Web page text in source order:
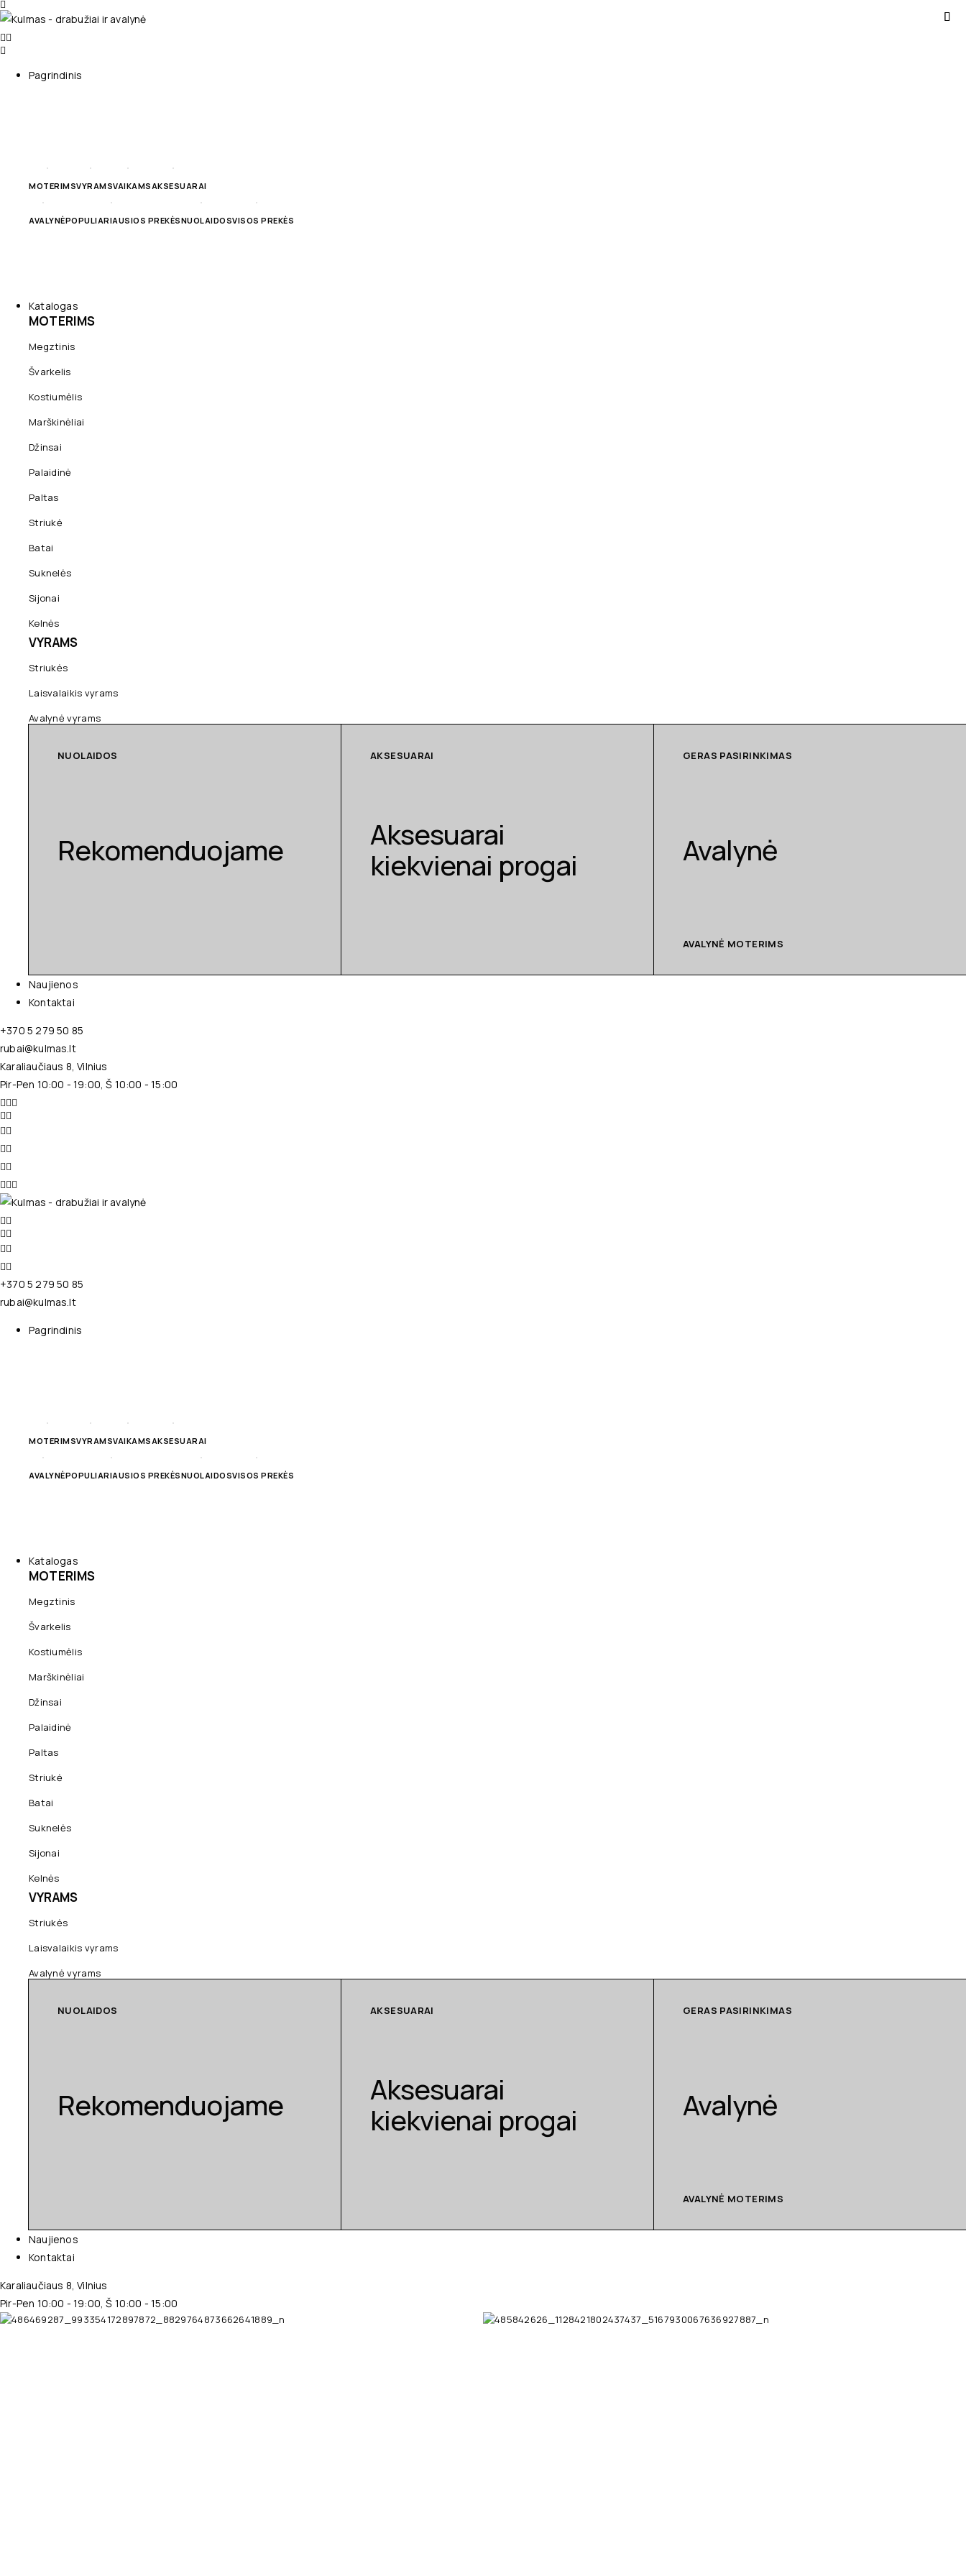
Pagrindinis
MOTERIMSVYRAMSVAIKAMSAKSESUARAI
AVALYNĖPOPULIARIAUSIOS PREKĖSNUOLAIDOSVISOS PREKĖS
Katalogas
MOTERIMS
Megztinis
Švarkelis
Kostiumėlis
Marškinėliai
Džinsai
Palaidinė
Paltas
Striukė
Batai
Suknelės
Sijonai
Kelnės
VYRAMS
Striukės
Laisvalaikis vyrams
Avalynė vyrams
NUOLAIDOS
Rekomenduojame
AKSESUARAI
Aksesuarai
kiekvienai progai
GERAS PASIRINKIMAS
Avalynė
AVALYNĖ MOTERIMS
Naujienos
Kontaktai
+370 5 279 50 85
rubai@kulmas.lt
Karaliaučiaus 8, Vilnius
Pir-Pen 10:00 - 19:00, Š 10:00 - 15:00
+370 5 279 50 85
rubai@kulmas.lt
Pagrindinis
MOTERIMSVYRAMSVAIKAMSAKSESUARAI
AVALYNĖPOPULIARIAUSIOS PREKĖSNUOLAIDOSVISOS PREKĖS
Katalogas
MOTERIMS
Megztinis
Švarkelis
Kostiumėlis
Marškinėliai
Džinsai
Palaidinė
Paltas
Striukė
Batai
Suknelės
Sijonai
Kelnės
VYRAMS
Striukės
Laisvalaikis vyrams
Avalynė vyrams
NUOLAIDOS
Rekomenduojame
AKSESUARAI
Aksesuarai
kiekvienai progai
GERAS PASIRINKIMAS
Avalynė
AVALYNĖ MOTERIMS
Naujienos
Kontaktai
Karaliaučiaus 8, Vilnius
Pir-Pen 10:00 - 19:00, Š 10:00 - 15:00